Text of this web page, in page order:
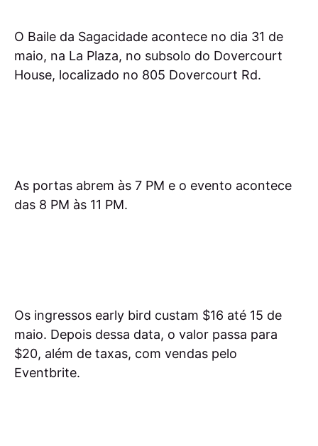
O Baile da Sagacidade acontece no dia 31 de
maio, na La Plaza, no subsolo do Dovercourt
House, localizado no 805 Dovercourt Rd.
As portas abrem às 7 PM e o evento acontece
das 8 PM às 11 PM.
Os ingressos early bird custam $16 até 15 de
maio. Depois dessa data, o valor passa para
$20, além de taxas, com vendas pelo
Eventbrite.